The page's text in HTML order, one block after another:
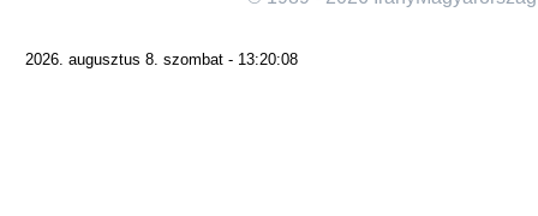
2026. augusztus 8. szombat - 13:20:08